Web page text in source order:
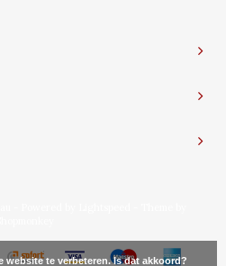
website te verbeteren. Is dat akkoord?